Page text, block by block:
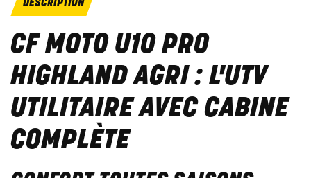
DESCRIPTION
CF MOTO U10 PRO
HIGHLAND AGRI : L'UTV
UTILITAIRE AVEC CABINE
COMPLÈTE